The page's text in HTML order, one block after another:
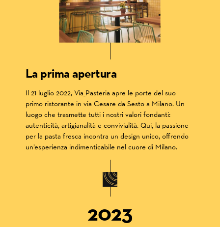
La prima apertura
Il 21 luglio 2022, Via_Pasteria apre le porte del suo
primo ristorante in via Cesare da Sesto a Milano. Un
luogo che trasmette tutti i nostri valori fondanti:
autenticità, artigianalità e convivialità. Qui, la passione
per la pasta fresca incontra un design unico, offrendo
un’esperienza indimenticabile nel cuore di Milano.
2023